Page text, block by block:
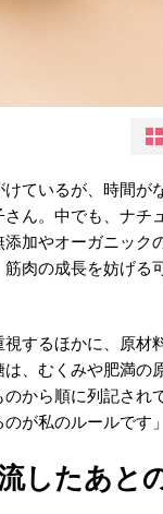
ているが、時間が
さん。中でも、ナ
加やオーガニック
肉の成長を妨げる
視するほかに、原
は、むくみや肥満
から順に列記され
が私のルールです
したあと